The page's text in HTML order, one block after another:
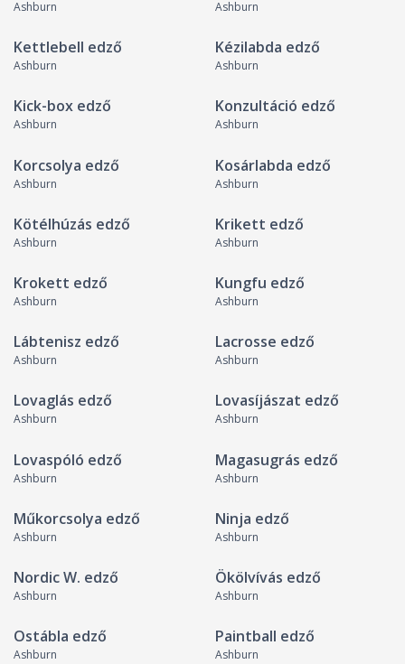
Ashburn Ashburn
Kettlebell edző
Ashburn
Kézilabda edző
Ashburn
Kick-box edző
Ashburn
Konzultáció edző
Ashburn
Korcsolya edző
Ashburn
Kosárlabda edző
Ashburn
Kötélhúzás edző
Ashburn
Krikett edző
Ashburn
Krokett edző
Ashburn
Kungfu edző
Ashburn
Lábtenisz edző
Ashburn
Lacrosse edző
Ashburn
Lovaglás edző
Ashburn
Lovasíjászat edző
Ashburn
Lovaspóló edző
Ashburn
Magasugrás edző
Ashburn
Műkorcsolya edző
Ashburn
Ninja edző
Ashburn
Nordic W. edző
Ashburn
Ökölvívás edző
Ashburn
Ostábla edző
Ashburn
Paintball edző
Ashburn